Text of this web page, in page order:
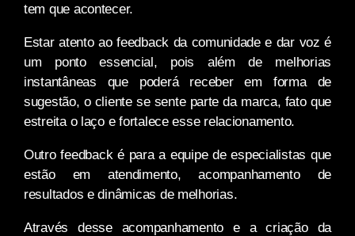
tem que acontecer.
Estar atento ao feedback da comunidade e dar voz é
um ponto essencial, pois além de melhorias
instantâneas que poderá receber em forma de
sugestão, o cliente se sente parte da marca, fato que
estreita o laço e fortalece esse relacionamento.
Outro feedback é para a equipe de especialistas que
estão em atendimento, acompanhamento de
resultados e dinâmicas de melhorias.
Através desse acompanhamento e a criação da